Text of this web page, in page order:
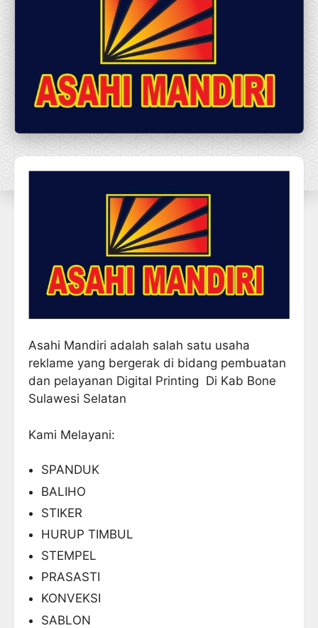
Asahi Mandiri adalah salah satu usaha
reklame yang bergerak di bidang pembuatan
dan pelayanan Digital Printing Di Kab Bone
Sulawesi Selatan
Kami Melayani:
SPANDUK
BALIHO
STIKER
HURUP TIMBUL
STEMPEL
PRASASTI
KONVEKSI
SABLON